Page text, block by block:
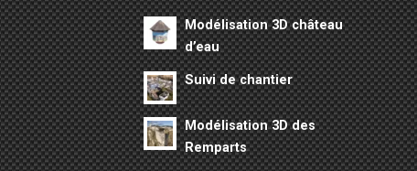
Modélisation 3D château
d’eau
Suivi de chantier
Modélisation 3D des
Remparts